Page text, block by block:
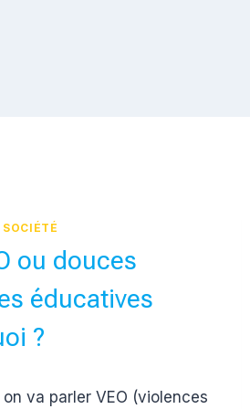
ou douces
éducatives
?
on va parler VEO (violences